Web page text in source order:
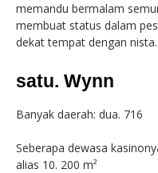
memandu bermalam
membuat status dalam
dekat tempat dengan nista.
satu. Wynn
Banyak daerah: dua. 716
Seberapa dewasa
alias 10. 200 m²